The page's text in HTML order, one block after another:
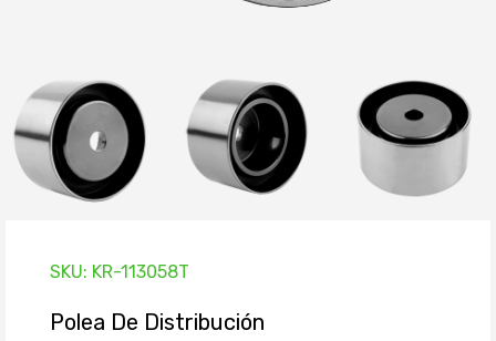
SKU: KR-113058T
Polea De Distribución